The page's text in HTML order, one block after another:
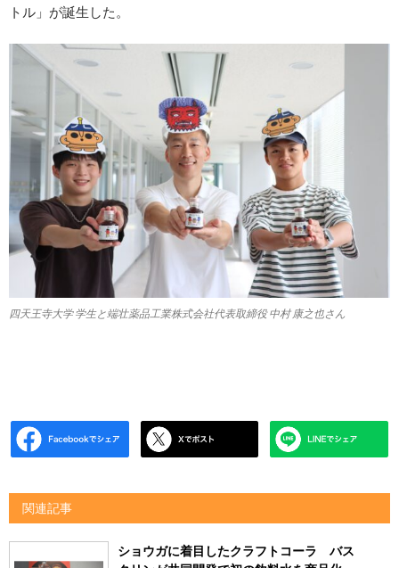
トル」が誕生した。
四天王寺大学 学生と端壮薬品工業株式会社代表取締役 中村 康之也さん
関連記事
ショウガに着目したクラフトコーラ バス